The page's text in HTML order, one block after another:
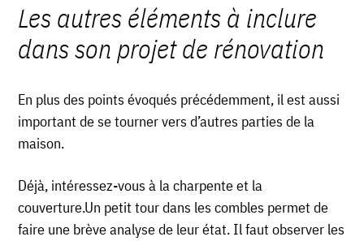
Les autres éléments à inclure
dans son projet de rénovation
En plus des points évoqués précédemment, il est aussi
important de se tourner vers d’autres parties de la
maison.
Déjà, intéressez-vous à la charpente et la
couverture.Un petit tour dans les combles permet de
faire une brève analyse de leur état. Il faut observer les